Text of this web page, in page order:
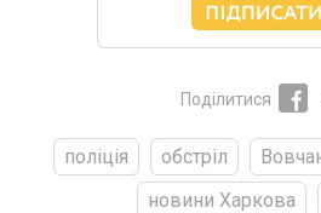
Поділитися
поліція обстріл
новини Харкова